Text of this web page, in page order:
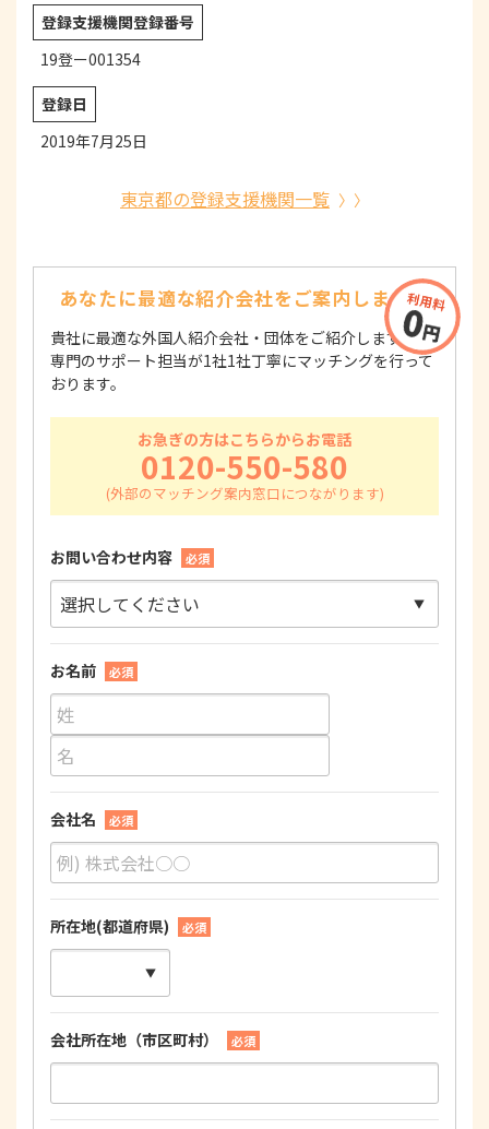
登録支援機関登録番号
19登ー001354
登録日
2019年7月25日
東京都の登録支援機関一覧
あなたに最適な紹介会社をご案内します！
貴社に最適な外国人紹介会社・団体をご紹介します！
専門のサポート担当が1社1社丁寧にマッチングを行って
おります。
お急ぎの方はこちらからお電話
0120-550-580
お問い合わせ内容 必須
お名前 必須
会社名 必須
所在地(都道府県) 必須
会社所在地（市区町村） 必須